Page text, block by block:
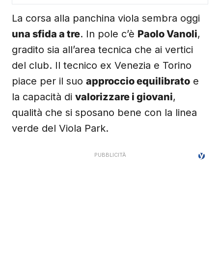
La corsa alla panchina viola sembra oggi
una sfida a tre. In pole c’è Paolo Vanoli,
gradito sia all’area tecnica che ai vertici
del club. Il tecnico ex Venezia e Torino
piace per il suo approccio equilibrato e
la capacità di valorizzare i giovani,
qualità che si sposano bene con la linea
verde del Viola Park.